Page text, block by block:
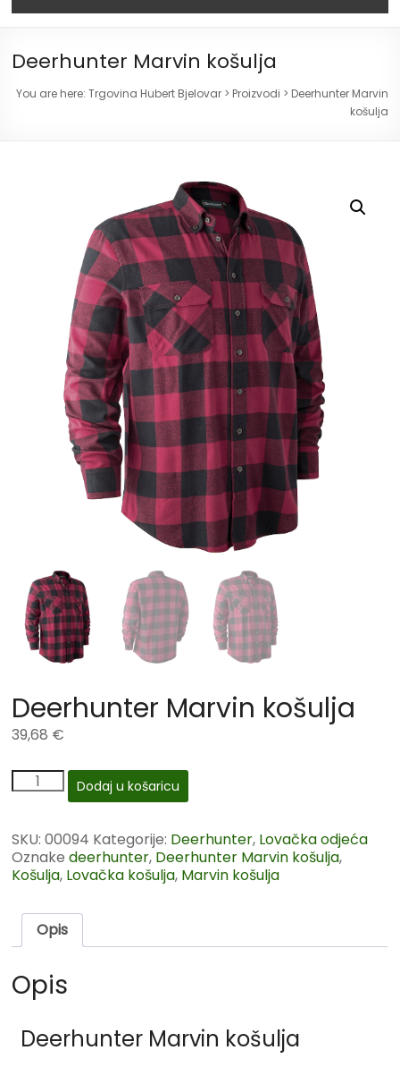
Deerhunter Marvin košulja
You are here: Trgovina Hubert Bjelovar> Proizvodi > Deerhunter Marvin
košulja
Deerhunter Marvin košulja
39,68 €
Dodaj u košaricu
SKU:00094 Kategorije: Deerhunter, Lovačka odjeća
Oznakedeerhunter, Deerhunter Marvin košulja,
Košulja, Lovačka košulja, Marvin košulja
Opis
Opis
Deerhunter Marvin košulja